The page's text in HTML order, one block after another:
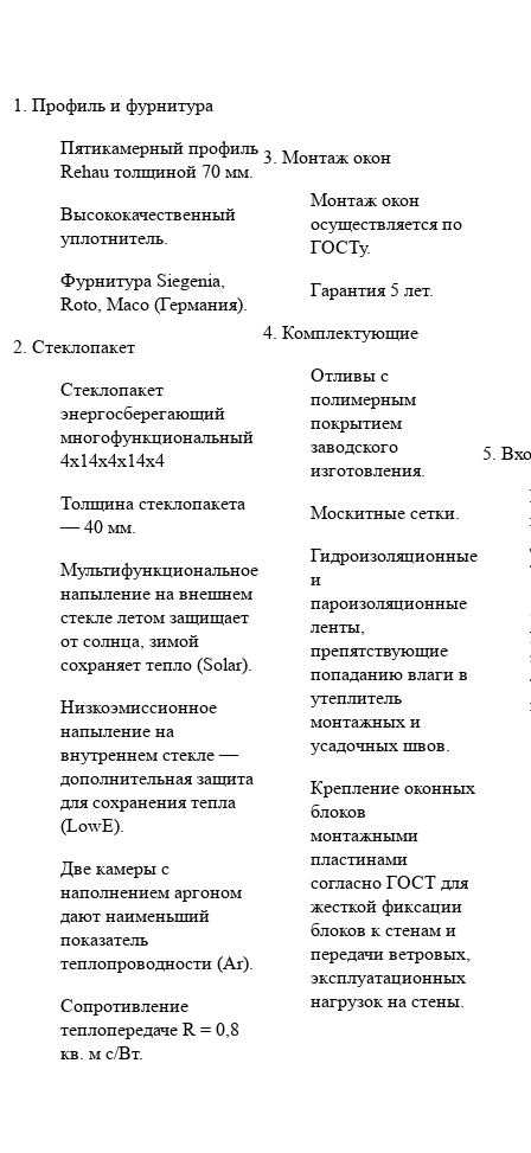
1. Профиль и фурнитура
Пятикамерный профиль
Rehau толщиной 70 мм.
Высококачественный
уплотнитель.
Фурнитура Siegenia,
Roto, Maco (Германия).
2. Стеклопакет
Стеклопакет
энергосберегающий
многофункциональный
4х14х4х14х4
Толщина стеклопакета
— 40 мм.
Мультифункциональное
напыление на внешнем
стекле летом защищает
от солнца, зимой
сохраняет тепло (Solar).
Низкоэмиссионное
напыление на
внутреннем стекле —
дополнительная защита
для сохранения тепла
(LowE).
Две камеры с
наполнением аргоном
дают наименьший
показатель
теплопроводности (Ar).
Сопротивление
теплопередаче R = 0,8
кв. м с/Вт.
3. Монтаж окон
Монтаж окон
осуществляется по
ГОСТу.
Гарантия 5 лет.
4. Комплектующие
Отливы с
полимерным
покрытием
заводского
изготовления.
Москитные сетки.
Гидроизоляционные
и
пароизоляционные
ленты,
препятствующие
попаданию влаги в
утеплитель
монтажных и
усадочных швов.
Крепление оконных
блоков
монтажными
пластинами
согласно ГОСТ для
жесткой фиксации
блоков к стенам и
передачи ветровых,
эксплуатационных
нагрузок на стены.
5.